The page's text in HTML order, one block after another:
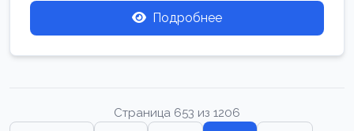
Подробнее
Страница 653 из 1206